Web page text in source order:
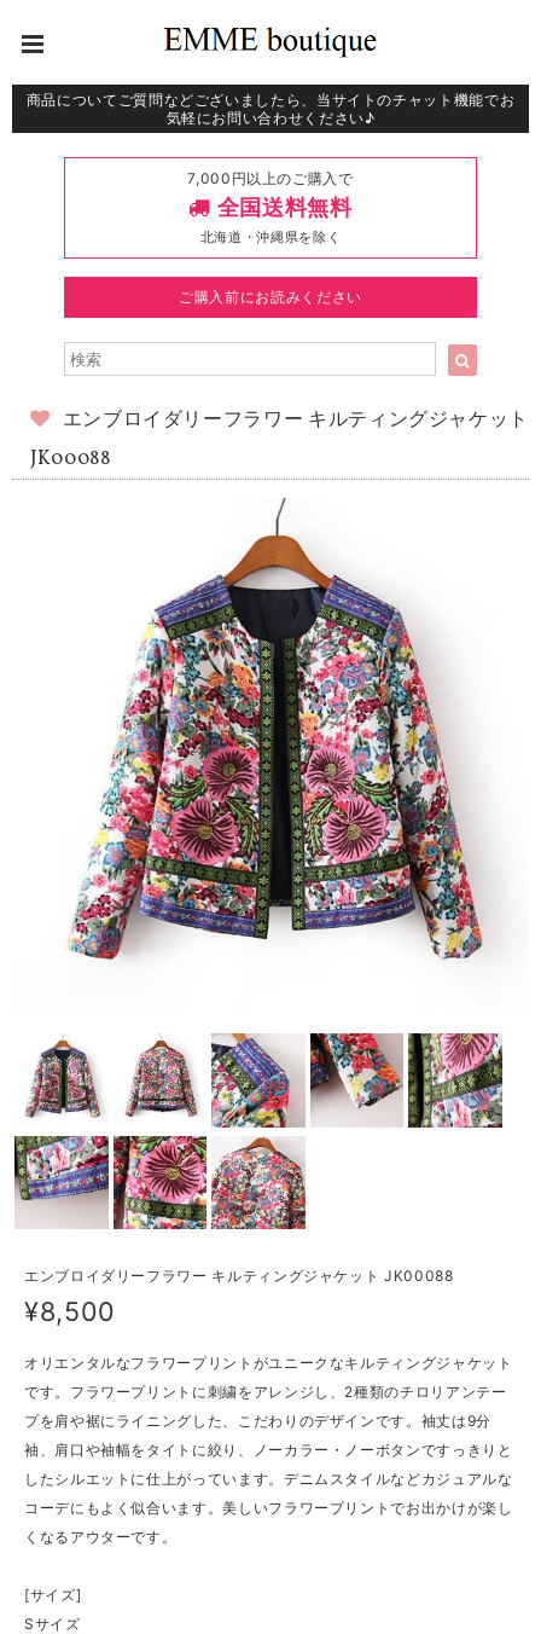
商品についてご質問などございましたら、当サイトのチャット機能でお
気軽にお問い合わせください♪
7,000円以上のご購入で
全国送料無料
北海道・沖縄県を除く
ご購入前にお読みください
エンブロイダリーフラワー キルティングジャケット
JK00088
エンブロイダリーフラワー キルティングジャケット JK00088
¥8,500
オリエンタルなフラワープリントがユニークなキルティングジャケット
です。フラワープリントに刺繍をアレンジし、2種類のチロリアンテー
プを肩や裾にライニングした、こだわりのデザインです。袖丈は9分
袖、肩口や袖幅をタイトに絞り、ノーカラー・ノーボタンですっきりと
したシルエットに仕上がっています。デニムスタイルなどカジュアルな
コーデにもよく似合います。美しいフラワープリントでお出かけが楽し
くなるアウターです。
[サイズ]
Sサイズ